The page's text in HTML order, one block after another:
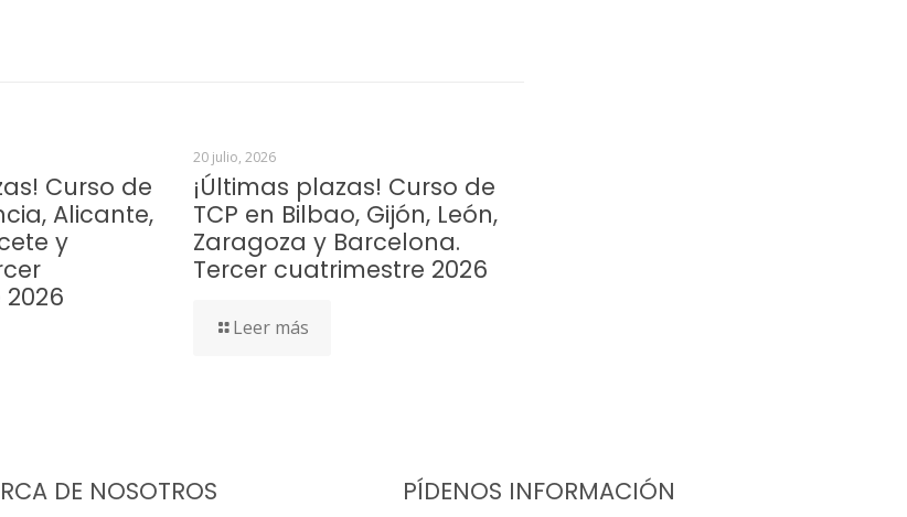
Curso de
Alicante,
y
20 julio, 2026
¡Últimas plazas! Curso de
TCP en Bilbao, Gijón, León,
Zaragoza y Barcelona.
Tercer cuatrimestre 2026
Leer más
DE NOSOTROS PÍDENOS INFORMACIÓN